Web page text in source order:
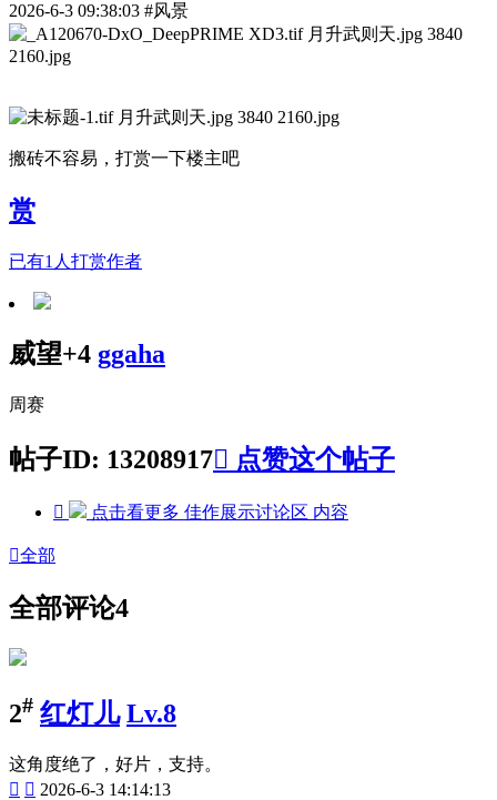
2026-6-3 09:38:03 #风景
搬砖不容易，打赏一下楼主吧
赏
已有1 人打赏作者
威望+4 ggaha
周赛
帖子ID: 13208917 点赞这个帖子
 点击看更多 佳作展示讨论区 内容
全部
全部评论4
2# 红灯儿 Lv.8
这角度绝了，好片，支持。
  2026-6-3 14:14:13